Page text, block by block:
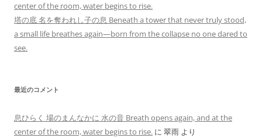
center of the room, water begins to rise.
塔の底 名を奪われし子の息 Beneath a tower that never truly stood,
a small life breathes again—born from the collapse no one dared to
see.
最近のコメント
息ひらく 場のまんなかに 水の音 Breath opens again, and at the
center of the room, water begins to rise. に 翠雨 より